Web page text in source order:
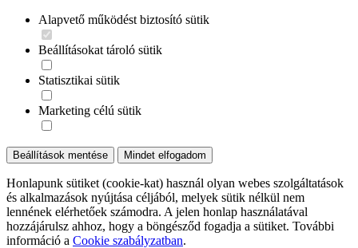
Alapvető működést biztosító sütik
Beállításokat tároló sütik
Statisztikai sütik
Marketing célú sütik
Beállítások mentése Mindet elfogadom
Honlapunk sütiket (cookie-kat) használ olyan webes szolgáltatások
és alkalmazások nyújtása céljából, melyek sütik nélkül nem
lennének elérhetőek számodra. A jelen honlap használatával
hozzájárulsz ahhoz, hogy a böngésződ fogadja a sütiket. További
információ a Cookie szabályzatban.